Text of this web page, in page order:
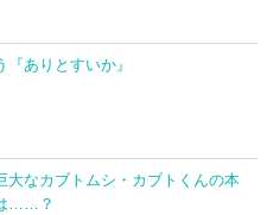
ありとすいか』
大なカブトムシ・カブトくんの本
……？